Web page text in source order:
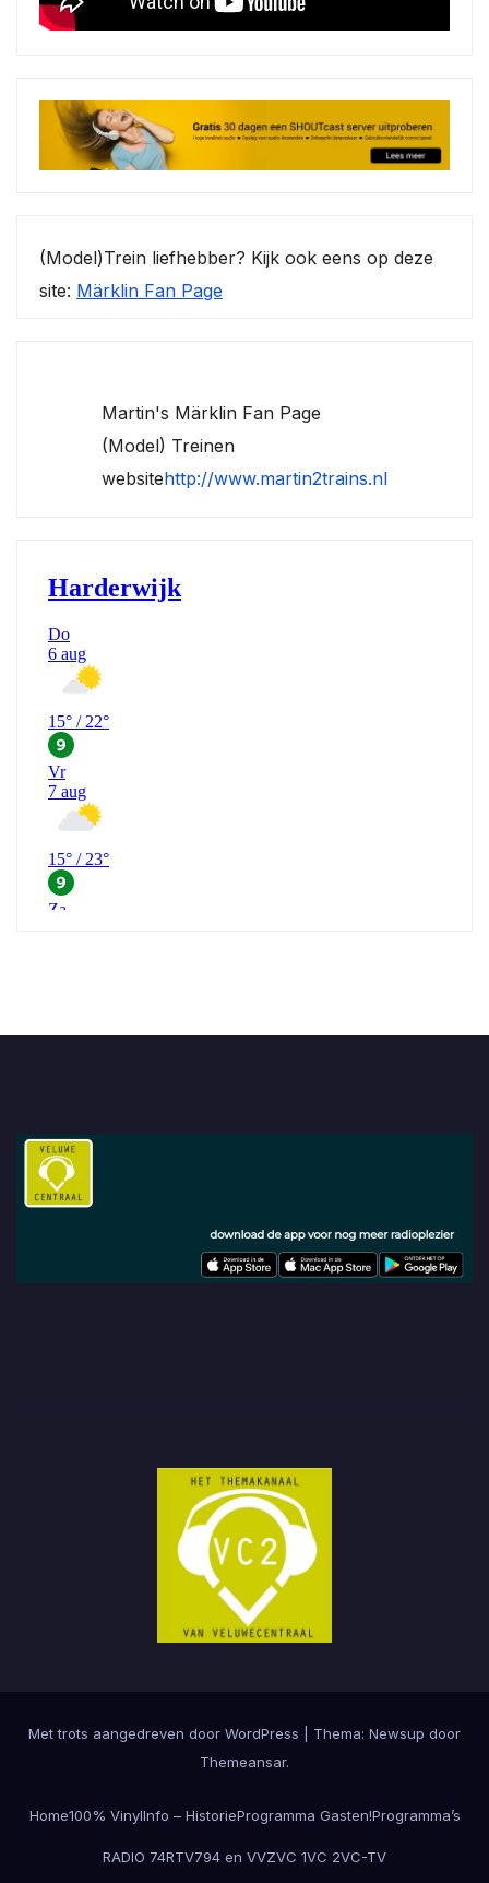
(Model)Trein liefhebber? Kijk ook eens op deze
site: Märklin Fan Page
Martin's Märklin Fan Page
(Model) Treinen
websitehttp://www.martin2trains.nl
Met trots aangedreven door WordPress Thema: Newsup door
Themeansar.
Home100% VinylInfo – HistorieProgramma Gasten!Programma’s
RADIO 74RTV794 en VVZVC 1VC 2VC-TV